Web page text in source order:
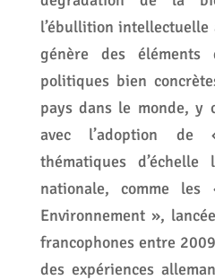
l’ébullition
génère des
politiques bien
pays dans le monde, y
avec l’adoption
thématiques
nationale, comme les
Environnement »,
francophones entre
des expériences